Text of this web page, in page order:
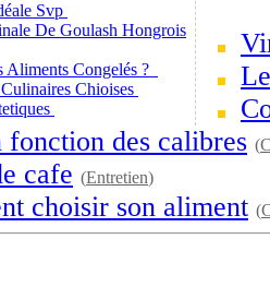
Svp
De Goulash Hongrois
Aliments Congelés ?
Chioises
fonction des calibres (
cafe (Entretien)
choisir son aliment (